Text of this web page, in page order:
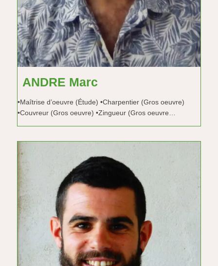
ANDRE Marc
•Maîtrise d’oeuvre (Étude) •Charpentier (Gros oeuvre)
•Couvreur (Gros oeuvre) •Zingueur (Gros oeuvre…